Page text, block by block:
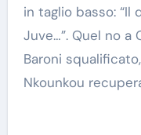
in taglio basso: “Il
Juve…”. Quel no a
Baroni
Nkounkou